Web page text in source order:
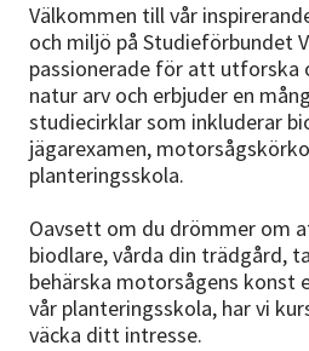
Avdelningar
Lyssna
Välkommen till vår
och miljö på Studieförbundet
passionerade för att utforska
natur arv och erbjuder en
studiecirklar som inkluderar
jägarexamen,
planteringsskola.
Oavsett om du drömmer om
biodlare, vårda din trädgård,
behärska motorsågens konst
vår planteringsskola, har vi
väcka ditt intresse.